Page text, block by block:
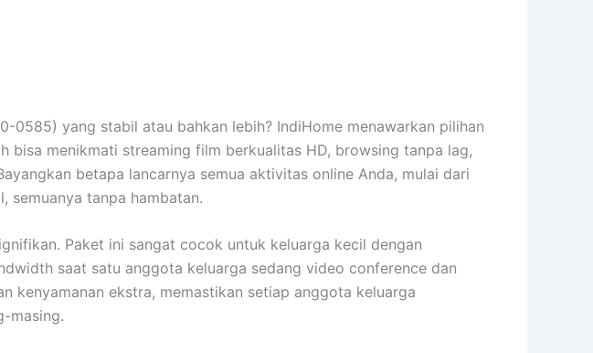
0585) yang stabil atau bahkan lebih? IndiHome menawarkan pilihan
bisa menikmati streaming film berkualitas HD, browsing tanpa lag,
betapa lancarnya semua aktivitas online Anda, mulai dari
semuanya tanpa hambatan.
Paket ini sangat cocok untuk keluarga kecil dengan
saat satu anggota keluarga sedang video conference dan
kenyamanan ekstra, memastikan setiap anggota keluarga
masing.